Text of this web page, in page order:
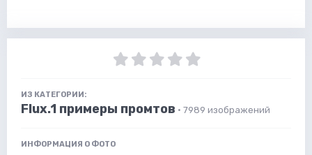
ИЗ КАТЕГОРИИ:
Flux.1 примеры промтов · 7989 изображений
ИНФОРМАЦИЯ О ФОТО